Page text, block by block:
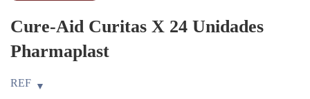
Cure-Aid Curitas X 24 Unidades
Pharmaplast
REF